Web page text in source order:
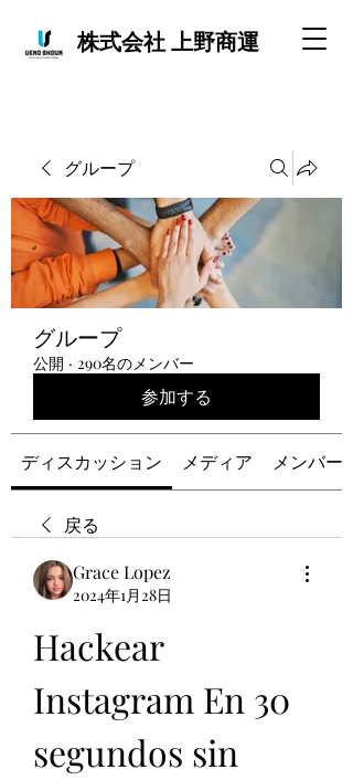
株式会社 上野商運
グループ
グループ
公開 · 290名のメンバー
参加する
ディスカッション メディア メンバー
戻る
Grace Lopez
2024年1月28日
Hackear
Instagram En 30
segundos sin